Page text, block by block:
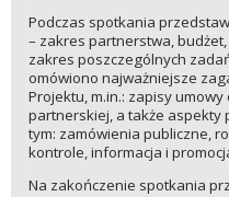
Podczas spotkania
– zakres partnerstwa,
zakres poszczególnych
omówiono najważniejsze
Projektu, m.in.: zapisy
partnerskiej, a także aspekty
tym: zamówienia publiczne,
kontrole, informacja i
Na zakończenie spotkania